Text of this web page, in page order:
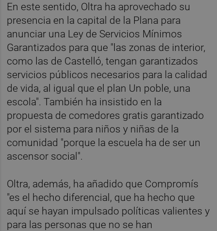
En este sentido, Oltra ha aprovechado su
presencia en la capital de la Plana para
anunciar una Ley de Servicios Mínimos
Garantizados para que "las zonas de interior,
como las de Castelló, tengan garantizados
servicios públicos necesarios para la calidad
de vida, al igual que el plan Un poble, una
escola". También ha insistido en la
propuesta de comedores gratis garantizado
por el sistema para niños y niñas de la
comunidad "porque la escuela ha de ser un
ascensor social".
Oltra, además, ha añadido que Compromís
"es el hecho diferencial, que ha hecho que
aquí se hayan impulsado políticas valientes y
para las personas que no se han